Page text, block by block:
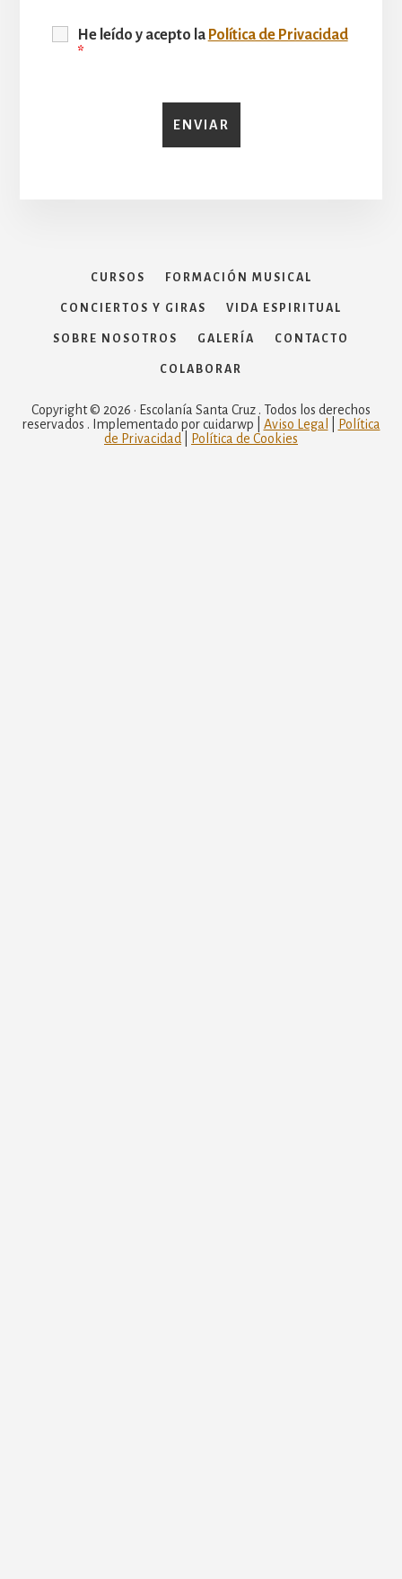
He leído y acepto la Política de Privacidad
*
CURSOS FORMACIÓN MUSICAL
CONCIERTOS Y GIRAS VIDA ESPIRITUAL
SOBRE NOSOTROS GALERÍA CONTACTO
COLABORAR
Copyright © 2026 · Escolanía Santa Cruz . Todos los derechos
reservados . Implementado por cuidarwp | Aviso Legal
Política
de Privacidad
Política de Cookies